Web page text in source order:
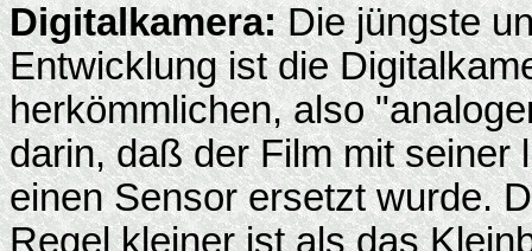
Digitalkamera:Die jüngste
Entwicklung ist die
herkömmlichen, also
darin, daß der Film mit seiner
einen Sensor ersetzt wurde.
Regel kleiner ist als das